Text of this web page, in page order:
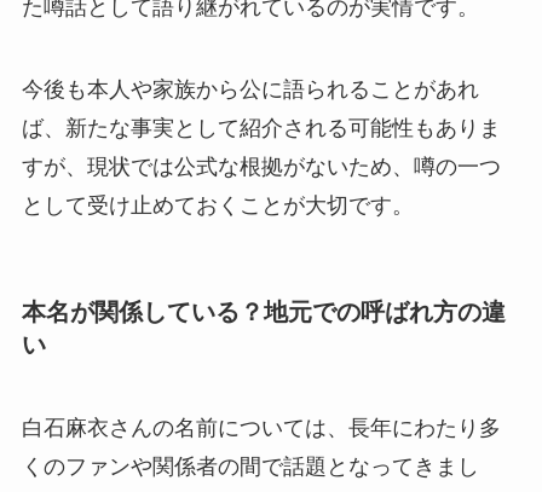
た噂話として語り継がれているのが実情です。
今後も本人や家族から公に語られることがあれ
ば、新たな事実として紹介される可能性もありま
すが、現状では公式な根拠がないため、噂の一つ
として受け止めておくことが大切です。
本名が関係している？地元での呼ばれ方の違
い
白石麻衣さんの名前については、長年にわたり多
くのファンや関係者の間で話題となってきまし